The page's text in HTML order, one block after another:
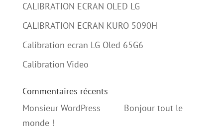
CALIBRATION ECRAN OLED LG
CALIBRATION ECRAN KURO 5090H
Calibration ecran LG Oled 65G6
Calibration Video
Commentaires récents
Monsieur WordPress
Bonjour tout le
monde !